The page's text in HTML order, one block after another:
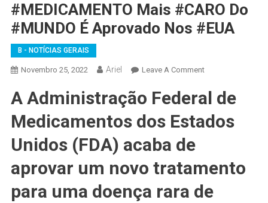
#MEDICAMENTO Mais #CARO Do
#MUNDO É Aprovado Nos #EUA
B - NOTÍCIAS GERAIS
Novembro 25, 2022 Ariel Leave A CommentOn
Mais
Do
Aprovado
#EUA
A Administração Federal de
Medicamentos dos Estados
Unidos (FDA) acaba de
aprovar um novo tratamento
para uma doença rara de